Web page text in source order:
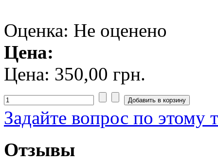
Оценка: Не оценено
Цена:
Цена: 350,00 грн.
Задайте вопрос по этому
Отзывы